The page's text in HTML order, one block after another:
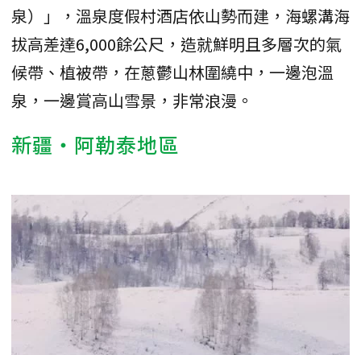
泉）」，溫泉度假村酒店依山勢而建，海螺溝海
拔高差達6,000餘公尺，造就鮮明且多層次的氣
候帶、植被帶，在蔥鬱山林圍繞中，一邊泡溫
泉，一邊賞高山雪景，非常浪漫。
新疆・阿勒泰地區